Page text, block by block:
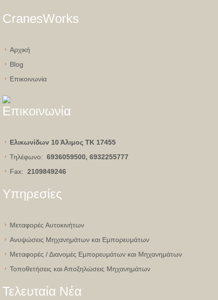
CranesWorks
Aρχική
Blog
Eπικοινωνία
Επικοινωνία
Ελικωνίδων 10 Άλιμος ΤΚ 17455
Τηλέφωνο: 6936059500, 6932255777
Fax: 2109849246
Υπηρεσίες
Μεταφορές Αυτοκινήτων
Ανυψώσεις Μηχανημάτων και Εμπορευμάτων
Μεταφορές / Διανομές Εμπορευμάτων και Μηχανημάτων
Τοποθετήσεις και Αποξηλώσεις Μηχανημάτων
Τελευταία Νέα